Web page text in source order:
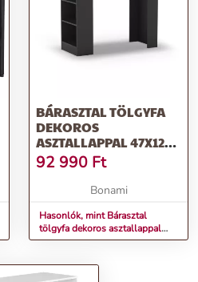
BÁRASZTAL TÖLGYFA
DEKOROS
ASZTALLAPPAL 47X120
CM PERU – MARCKERIC
92 990 Ft
Bonami
Hasonlók, mint Bárasztal
tölgyfa dekoros asztallappal
47x120 cm Peru – Marckeric